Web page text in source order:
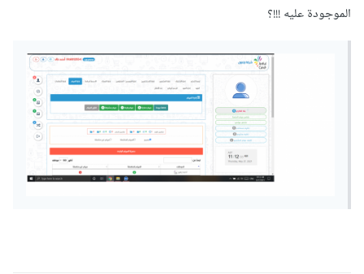
هناك حيث ستجد أصحاب خبرة و محترفين في التصميم لتقديم
الموجودة عليه !!!؟